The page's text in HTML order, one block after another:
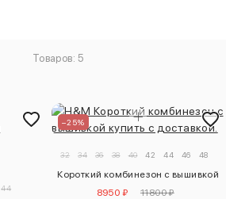
Товаров: 5
44
–25%
32 34 36 38 40 42 44 46 48
Короткий комбинезон с вышивкой
8950 ₽
11800 ₽